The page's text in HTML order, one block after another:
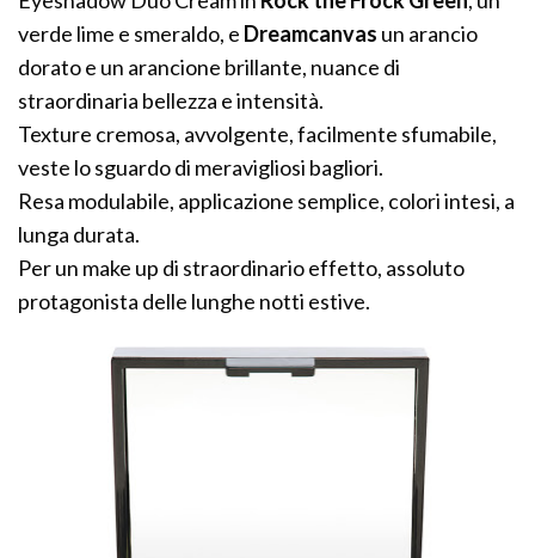
verde lime e smeraldo, e Dreamcanvas un arancio
dorato e un arancione brillante, nuance di
straordinaria bellezza e intensità.
Texture cremosa, avvolgente, facilmente sfumabile,
veste lo sguardo di meravigliosi bagliori.
Resa modulabile, applicazione semplice, colori intesi, a
lunga durata.
Per un make up di straordinario effetto, assoluto
protagonista delle lunghe notti estive.